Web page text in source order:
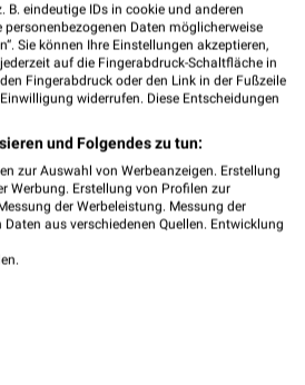
NAVIGATION MIT GOOGLE/IOS MAPS
für Gifhorn ab Mo.
Aug.
eindeutige IDs in cookie und anderen
Daten möglicherweise
Sie können Ihre Einstellungen akzeptieren,
auf die Fingerabdruck-Schaltfläche in
Fingerabdruck oder den Link in der Fußzeile
widerrufen. Diese Entscheidungen
und Folgendes zu tun:
zur Auswahl von Werbeanzeigen. Erstellung
Werbung. Erstellung von Profilen zur
der Werbeleistung. Messung der
aus verschiedenen Quellen. Entwicklung